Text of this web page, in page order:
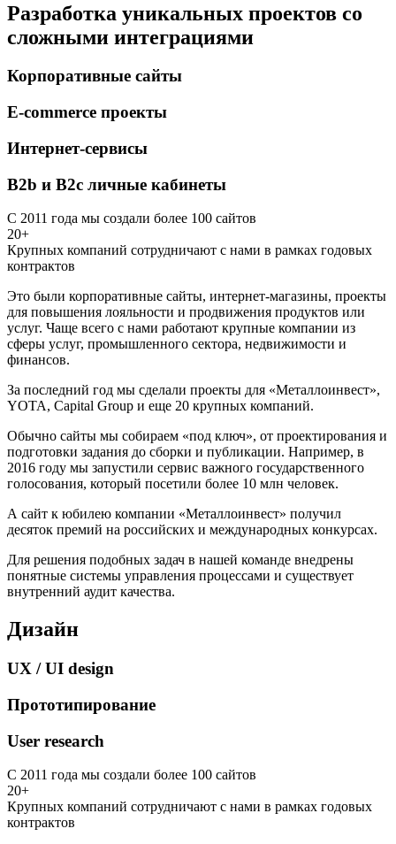
Разработка уникальных проектов со
сложными интеграциями
Корпоративные сайты
E-commerce проекты
Интернет-сервисы
B2b и B2c личные кабинеты
С 2011 года мы создали более 100 сайтов
20+
Крупных компаний сотрудничают с нами в рамках годовых
контрактов
Это были корпоративные сайты, интернет-магазины, проекты
для повышения лояльности и продвижения продуктов или
услуг. Чаще всего с нами работают крупные компании из
сферы услуг, промышленного сектора, недвижимости и
финансов.
За последний год мы сделали проекты для «Металлоинвест»,
YOTA, Capital Group и еще 20 крупных компаний.
Обычно сайты мы собираем «под ключ», от проектирования и
подготовки задания до сборки и публикации. Например, в
2016 году мы запустили сервис важного государственного
голосования, который посетили более 10 млн человек.
А сайт к юбилею компании «Металлоинвест» получил
десяток премий на российских и международных конкурсах.
Для решения подобных задач в нашей команде внедрены
понятные системы управления процессами и существует
внутренний аудит качества.
Дизайн
UX / UI design
Прототипирование
User research
С 2011 года мы создали более 100 сайтов
20+
Крупных компаний сотрудничают с нами в рамках годовых
контрактов